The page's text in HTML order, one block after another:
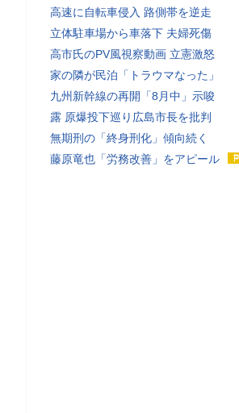
高速に自転車侵入 路側帯を逆走
立体駐車場から車落下 夫婦死傷
高市氏のPV風視察動画 立憲激怒
家の隣が民泊「トラウマなった」
九州新幹線の再開「8月中」示唆
露 原爆投下巡り広島市長を批判
無期刑の「終身刑化」傾向続く
藤原竜也「労務改善」をアピール